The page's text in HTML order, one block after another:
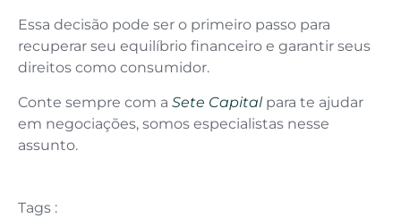
Essa decisão pode ser o primeiro passo para
recuperar seu equilíbrio financeiro e garantir seus
direitos como consumidor.
Conte sempre com a Sete Capitalpara te ajudar
em negociações, somos especialistas nesse
assunto.
Tags :